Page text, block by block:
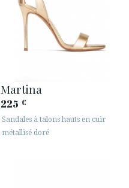
Martina
225 €
Sandales à talons hauts en cuir
métallisé doré